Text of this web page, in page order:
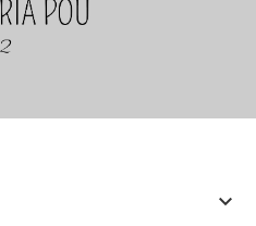
keyboard_arrow_down